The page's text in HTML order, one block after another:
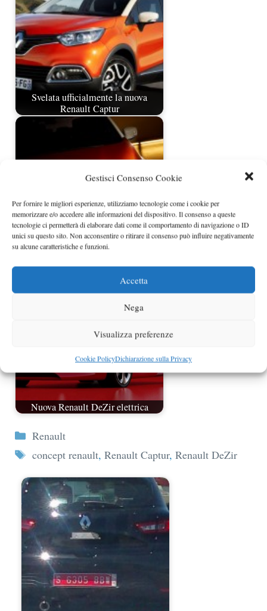
Gestisci Consenso Cookie
Per fornire le migliori esperienze, utilizziamo tecnologie come i cookie per
memorizzare e/o accedere alle informazioni del dispositivo. Il consenso a queste
tecnologie ci permetterà di elaborare dati come il comportamento di navigazione o ID
unici su questo sito. Non acconsentire o ritirare il consenso può influire negativamente
su alcune caratteristiche e funzioni.
Accetta
Nega
Visualizza preferenze
Cookie PolicyDichiarazione sulla Privacy
Svelata ufficialmente la nuova
Renault Captur
La Renault Captur sarà svelata
Nuova Renault DeZir elettrica
Categorie
Renault
Tag
concept renault, Renault Captur, Renault DeZir